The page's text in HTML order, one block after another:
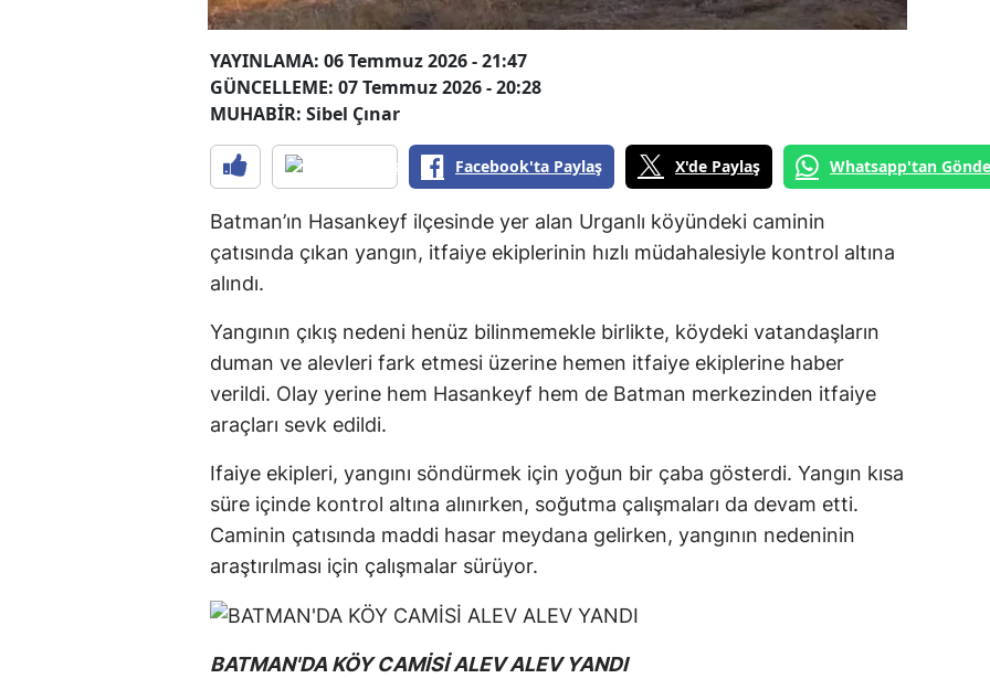
YAYINLAMA: 06 Temmuz 2026 - 21:47
GÜNCELLEME: 07 Temmuz 2026 - 20:28
MUHABİR: Sibel Çınar
Facebook'ta Paylaş X'de Paylaş Whatsapp'tan
Batman’ın Hasankeyf ilçesinde yer alan Urganlı köyündeki caminin
çatısında çıkan yangın, itfaiye ekiplerinin hızlı müdahalesiyle kontrol altına
alındı.
Yangının çıkış nedeni henüz bilinmemekle birlikte, köydeki vatandaşların
duman ve alevleri fark etmesi üzerine hemen itfaiye ekiplerine haber
verildi. Olay yerine hem Hasankeyf hem de Batman merkezinden itfaiye
araçları sevk edildi.
Ifaiye ekipleri, yangını söndürmek için yoğun bir çaba gösterdi. Yangın kısa
süre içinde kontrol altına alınırken, soğutma çalışmaları da devam etti.
Caminin çatısında maddi hasar meydana gelirken, yangının nedeninin
araştırılması için çalışmalar sürüyor.
BATMAN'DA KÖY CAMİSİ ALEV ALEV YANDI